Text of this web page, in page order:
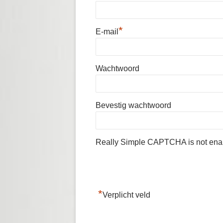
E-mail *
Wachtwoord
Bevestig wachtwoord
Really Simple CAPTCHA is not
*Verplicht veld